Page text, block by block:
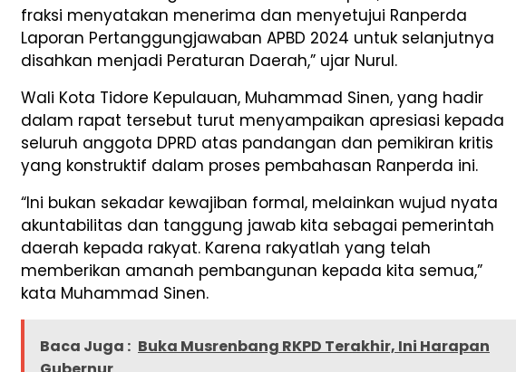
fraksi menyatakan menerima dan menyetujui Ranperda
Laporan Pertanggungjawaban APBD 2024 untuk selanjutnya
disahkan menjadi Peraturan Daerah,” ujar Nurul.
Wali Kota Tidore Kepulauan, Muhammad Sinen, yang hadir
dalam rapat tersebut turut menyampaikan apresiasi kepada
seluruh anggota DPRD atas pandangan dan pemikiran kritis
yang konstruktif dalam proses pembahasan Ranperda ini.
“Ini bukan sekadar kewajiban formal, melainkan wujud nyata
akuntabilitas dan tanggung jawab kita sebagai pemerintah
daerah kepada rakyat. Karena rakyatlah yang telah
memberikan amanah pembangunan kepada kita semua,”
kata Muhammad Sinen.
Baca Juga : Buka Musrenbang RKPD Terakhir, Ini Harapan